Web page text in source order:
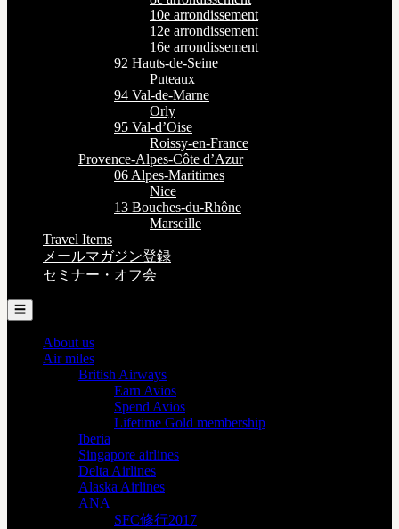
10e arrondissement
12e arrondissement
16e arrondissement
92 Hauts-de-Seine
Puteaux
94 Val-de-Marne
Orly
95 Val-d’Oise
Roissy-en-France
Provence-Alpes-Côte d’Azur
06 Alpes-Maritimes
Nice
13 Bouches-du-Rhône
Marseille
Travel Items
メールマガジン登録
セミナー・オフ会
☰
About us
Air miles
British Airways
Earn Avios
Spend Avios
Lifetime Gold membership
Iberia
Singapore airlines
Delta Airlines
Alaska Airlines
ANA
SFC修行2017